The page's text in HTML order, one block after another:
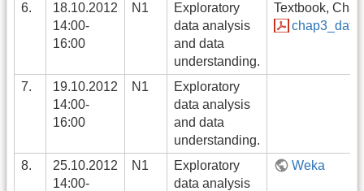
6.
18.10.2012
14:00-
16:00
N1
Exploratory
data analysis
and data
understanding.
Textbook,
7.
19.10.2012
14:00-
16:00
N1
Exploratory
data analysis
and data
understanding.
8.
25.10.2012
14:00-
N1
Exploratory
data analysis
Weka